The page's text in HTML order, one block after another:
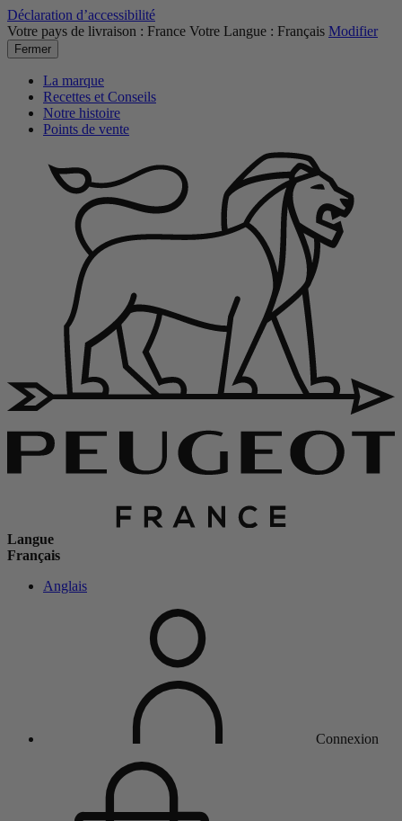
Déclaration d’accessibilité
Votre pays de livraison : France Votre Langue : Français Modifier
Fermer
La marque
Recettes et Conseils
Notre histoire
Points de vente
Langue
Français
Anglais
Connexion